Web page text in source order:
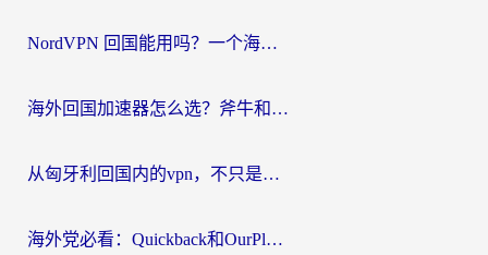
NordVPN 回国能用吗？一个海外用户必须面对的真实困境
海外回国加速器怎么选？斧牛和海龟哪个好？一篇帮你避开坑的实用指南
从匈牙利回国内的vpn，不只是为了刷剧那么简单
海外党必看：Quickback和OurPlay好用吗？3分钟选对回国加速器，无缝刷剧玩游戏